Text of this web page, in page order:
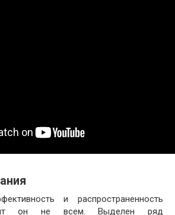
и распространенность
он не всем. Выделен ряд